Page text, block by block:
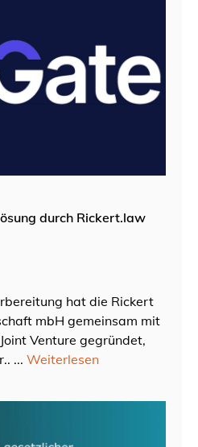
durch Rickert.law
hat die Rickert
mbH gemeinsam mit
Venture gegründet,
... Weiterlesen